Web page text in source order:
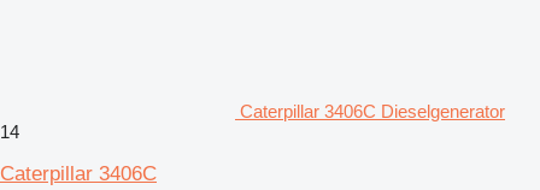
Caterpillar 3406C Dieselgenerator
14
Caterpillar 3406C